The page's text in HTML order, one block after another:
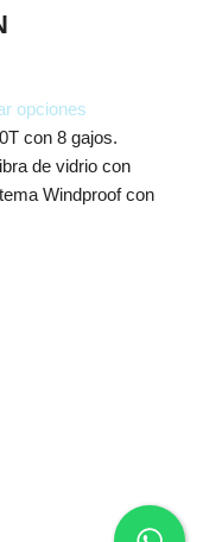
opciones
con 8 gajos.
de vidrio con
Windproof con